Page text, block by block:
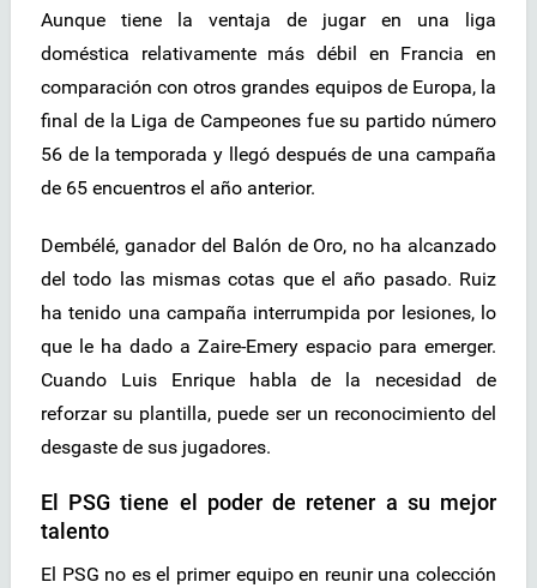
Aunque tiene la ventaja de jugar en una liga
doméstica relativamente más débil en Francia en
comparación con otros grandes equipos de Europa, la
final de la Liga de Campeones fue su partido número
56 de la temporada y llegó después de una campaña
de 65 encuentros el año anterior.
Dembélé, ganador del Balón de Oro, no ha alcanzado
del todo las mismas cotas que el año pasado. Ruiz
ha tenido una campaña interrumpida por lesiones, lo
que le ha dado a Zaire-Emery espacio para emerger.
Cuando Luis Enrique habla de la necesidad de
reforzar su plantilla, puede ser un reconocimiento del
desgaste de sus jugadores.
El PSG tiene el poder de retener a su mejor
talento
El PSG no es el primer equipo en reunir una colección